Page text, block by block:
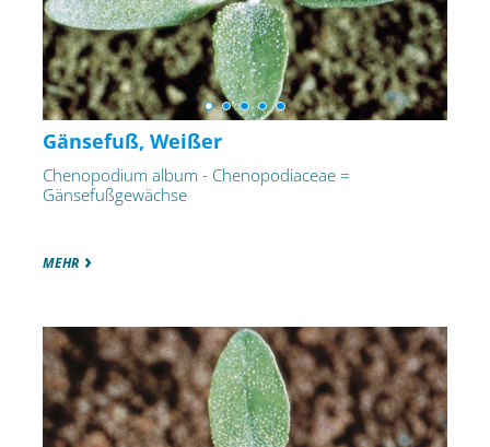
Gänsefuß, Weißer
Chenopodium album - Chenopodiaceae =
Gänsefußgewächse
MEHR